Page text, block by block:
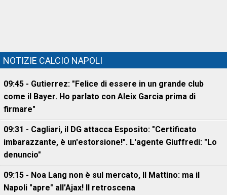
NOTIZIE CALCIO NAPOLI
09:45 - Gutierrez: "Felice di essere in un grande club
come il Bayer. Ho parlato con Aleix Garcia prima di
firmare"
09:31 - Cagliari, il DG attacca Esposito: "Certificato
imbarazzante, è un'estorsione!". L'agente Giuffredi: "Lo
denuncio"
09:15 - Noa Lang non è sul mercato, Il Mattino: ma il
Napoli "apre" all'Ajax! Il retroscena